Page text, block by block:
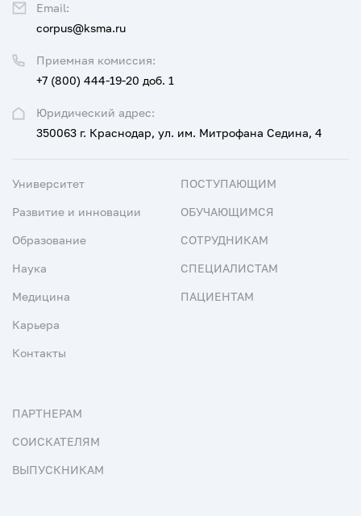
Юридический адрес:
350063 г. Краснодар, ул. им. Митрофана Седина, 4
Приемная комиссия:
+7 (800) 444-19-20 доб. 1
Email:
corpus@ksma.ru
Университет
Развитие и инновации
Образование
Наука
Медицина
Карьера
Контакты
ПОСТУПАЮЩИМ
ОБУЧАЮЩИМСЯ
СОТРУДНИКАМ
СПЕЦИАЛИСТАМ
ПАЦИЕНТАМ
ПАРТНЕРАМ
СОИСКАТЕЛЯМ
ВЫПУСКНИКАМ